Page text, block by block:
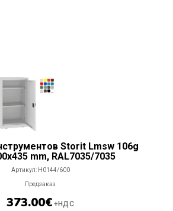
Storit Lmsw 106g
mm, RAL7035/7035
Артикул: H0144/600
Предзаказ
373.00€ +НДС